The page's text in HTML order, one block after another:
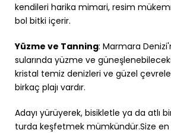
kendileri harika mimari, resim
bol bitki içerir.
Yüzme ve Tanning: Marmara
sularında yüzme ve
kristal temiz denizleri ve güzel
birkaç plajı vardır.
Adayı yürüyerek, bisikletle ya da atlı
turda keşfetmek mümkündür.Size